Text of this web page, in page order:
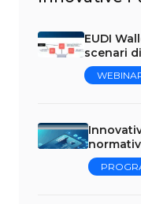
EUDI
scenari